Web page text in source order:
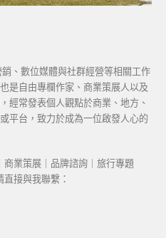
、數位媒體與社群經營等相關工作
是自由專欄作家、商業策展人以及
經常發表個人觀點於商業、地方、
平台，致力於成為一位啟發人心的
業策展｜品牌諮詢｜旅行專題
接與我聯繫：